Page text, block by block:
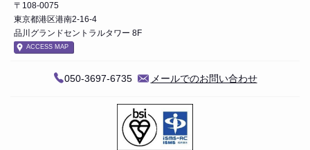
〒108-0075
東京都港区港南2-16-4
品川グランドセントラルタワー 8F
ACCESS MAP
050-3697-6735 メールでのお問い合わせ